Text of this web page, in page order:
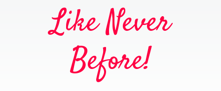
Like Never
Before!